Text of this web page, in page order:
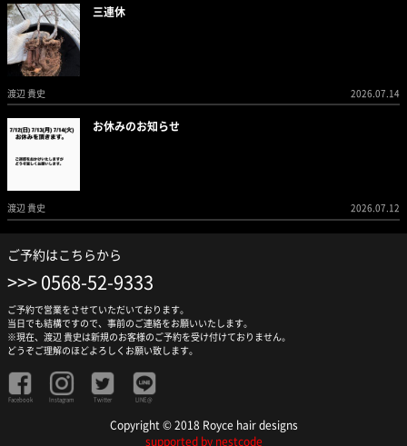
三連休
渡辺 貴史 2026.07.14
お休みのお知らせ
渡辺 貴史 2026.07.12
ご予約はこちらから
0568-52-9333
ご予約で営業をさせていただいております。
当日でも結構ですので、事前のご連絡をお願いいたします。
※現在、渡辺 貴史は新規のお客様のご予約を受け付けておりません。
どうぞご理解のほどよろしくお願い致します。
Facebook Instagram Twitter LINE@
Copyright © 2018 Royce hair designs
supported by nestcode